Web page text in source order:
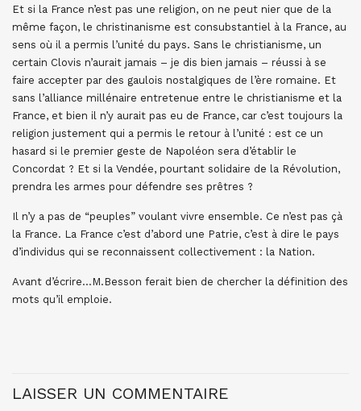
Et si la France n’est pas une religion, on ne peut nier que de la
même façon, le christinanisme est consubstantiel à la France, au
sens où il a permis l’unité du pays. Sans le christianisme, un
certain Clovis n’aurait jamais – je dis bien jamais – réussi à se
faire accepter par des gaulois nostalgiques de l’ère romaine. Et
sans l’alliance millénaire entretenue entre le christianisme et la
France, et bien il n’y aurait pas eu de France, car c’est toujours la
religion justement qui a permis le retour à l’unité : est ce un
hasard si le premier geste de Napoléon sera d’établir le
Concordat ? Et si la Vendée, pourtant solidaire de la Révolution,
prendra les armes pour défendre ses prêtres ?
Il n’y a pas de “peuples” voulant vivre ensemble. Ce n’est pas çà
la France. La France c’est d’abord une Patrie, c’est à dire le pays
d’individus qui se reconnaissent collectivement : la Nation.
Avant d’écrire…M.Besson ferait bien de chercher la définition des
mots qu’il emploie.
LAISSER UN COMMENTAIRE